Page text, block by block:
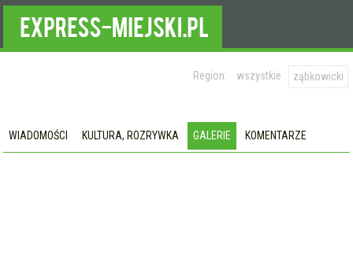
Region: wszystkie ząbkowicki
WIADOMOŚCI KULTURA, ROZRYWKA GALERIE KOMENTARZE